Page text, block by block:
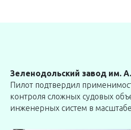
Зеленодольский завод им.
Пилот подтвердил
контроля сложных судовых
инженерных систем в